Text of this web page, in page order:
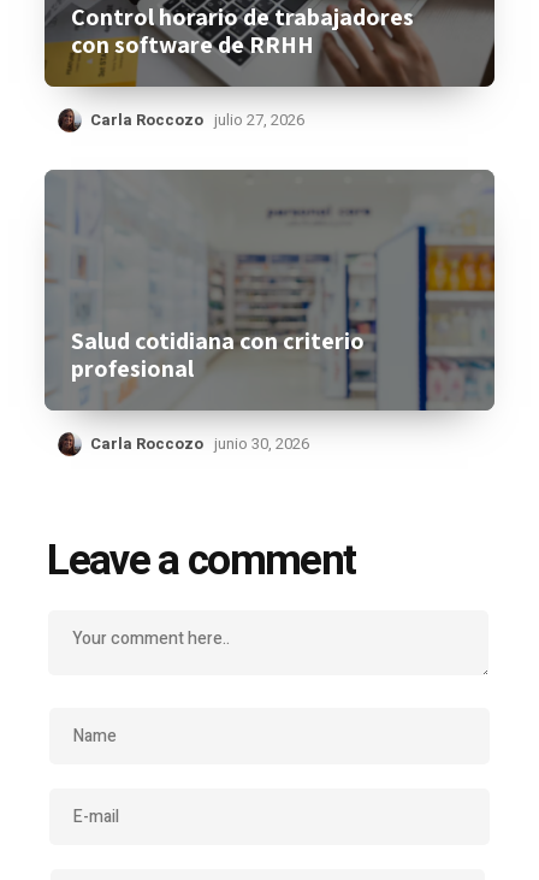
Control horario de trabajadores
con software de RRHH
Carla Roccozo julio 27, 2026
Salud cotidiana con criterio
profesional
Carla Roccozo junio 30, 2026
Leave a comment